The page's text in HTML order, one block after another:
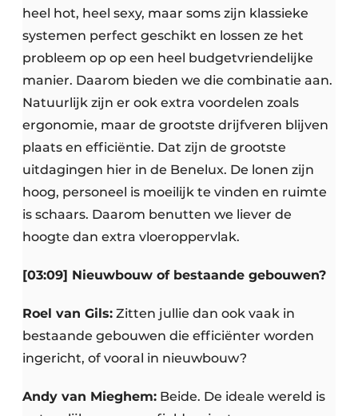
heel hot, heel sexy, maar soms zijn klassieke
systemen perfect geschikt en lossen ze het
probleem op op een heel budgetvriendelijke
manier. Daarom bieden we die combinatie aan.
Natuurlijk zijn er ook extra voordelen zoals
ergonomie, maar de grootste drijfveren blijven
plaats en efficiëntie. Dat zijn de grootste
uitdagingen hier in de Benelux. De lonen zijn
hoog, personeel is moeilijk te vinden en ruimte
is schaars. Daarom benutten we liever de
hoogte dan extra vloeroppervlak.
[03:09] Nieuwbouw of bestaande gebouwen?
Roel van Gils: Zitten jullie dan ook vaak in
bestaande gebouwen die efficiënter worden
ingericht, of vooral in nieuwbouw?
Andy van Mieghem: Beide. De ideale wereld is